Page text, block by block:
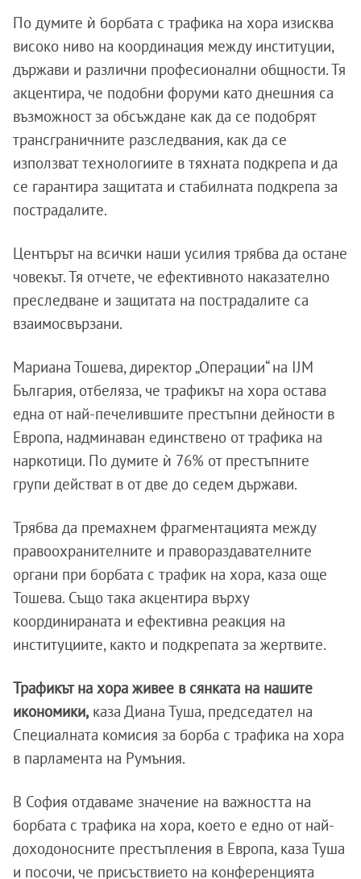
По думите ѝ борбата с трафика на хора изисква
високо ниво на координация между институции,
държави и различни професионални общности. Тя
акцентира, че подобни форуми като днешния са
възможност за обсъждане как да се подобрят
трансграничните разследвания, как да се
използват технологиите в тяхната подкрепа и да
се гарантира защитата и стабилната подкрепа за
пострадалите.
Центърът на всички наши усилия трябва да остане
човекът. Тя отчете, че ефективното наказателно
преследване и защитата на пострадалите са
взаимосвързани.
Мариана Тошева, директор „Операции“ на IJM
България, отбеляза, че трафикът на хора остава
една от най-печелившите престъпни дейности в
Европа, надминаван единствено от трафика на
наркотици. По думите ѝ 76% от престъпните
групи действат в от две до седем държави.
Трябва да премахнем фрагментацията между
правоохранителните и правораздавателните
органи при борбата с трафик на хора, каза още
Тошева. Също така акцентира върху
координираната и ефективна реакция на
институциите, както и подкрепата за жертвите.
Трафикът на хора живее в сянката на нашите
икономики, каза Диана Туша, председател на
Специалната комисия за борба с трафика на хора
в парламента на Румъния.
В София отдаваме значение на важността на
борбата с трафика на хора, което е едно от най-
доходоносните престъпления в Европа, каза Туша
и посочи, че присъствието на конференцията